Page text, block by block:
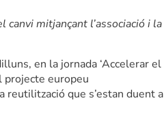
mitjançant l’associació i la
en la jornada ‘Accelerar el
projecte europeu
reutilització que s’estan duent a